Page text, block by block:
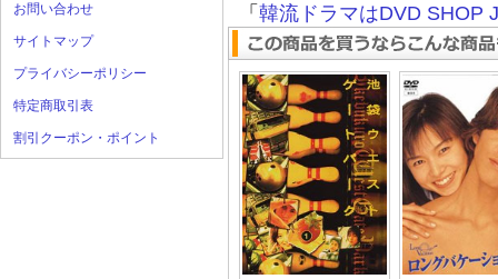
お問い合わせ
サイトマップ
プライバシーポリシー
特定商取引表
割引クーポン・ポイント
「 韓流ドラマはDVD SHOP